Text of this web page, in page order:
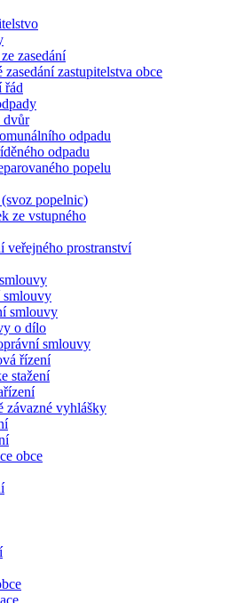
zasedání
zasedání zastupitelstva obce
řád
dvůr
odpadu
odpadu
popelu
popelnic)
ze vstupného
veřejného prostranství
smlouvy
smlouvy
o dílo
smlouvy
řízení
stažení
závazné vyhlášky
obce